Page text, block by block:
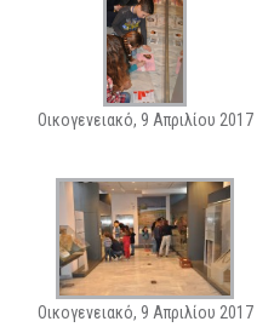
Οικογενειακό, 9 Απριλίου 2017
Οικογενειακό, 9 Απριλίου 2017